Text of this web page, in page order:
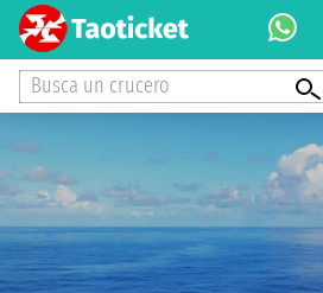
Busca un crucero